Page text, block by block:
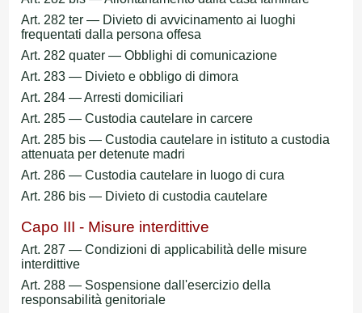
Art. 282 ter — Divieto di avvicinamento ai luoghi
frequentati dalla persona offesa
Art. 282 quater — Obblighi di comunicazione
Art. 283 — Divieto e obbligo di dimora
Art. 284 — Arresti domiciliari
Art. 285 — Custodia cautelare in carcere
Art. 285 bis — Custodia cautelare in istituto a custodia
attenuata per detenute madri
Art. 286 — Custodia cautelare in luogo di cura
Art. 286 bis — Divieto di custodia cautelare
Capo III - Misure interdittive
Art. 287 — Condizioni di applicabilità delle misure
interdittive
Art. 288 — Sospensione dall'esercizio della
responsabilità genitoriale